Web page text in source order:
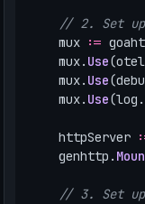
// 2. Set up
mux :=
mux. Use(
mux. Use(
mux. Use(log .
httpServer
genhttp .
// 3. Set up